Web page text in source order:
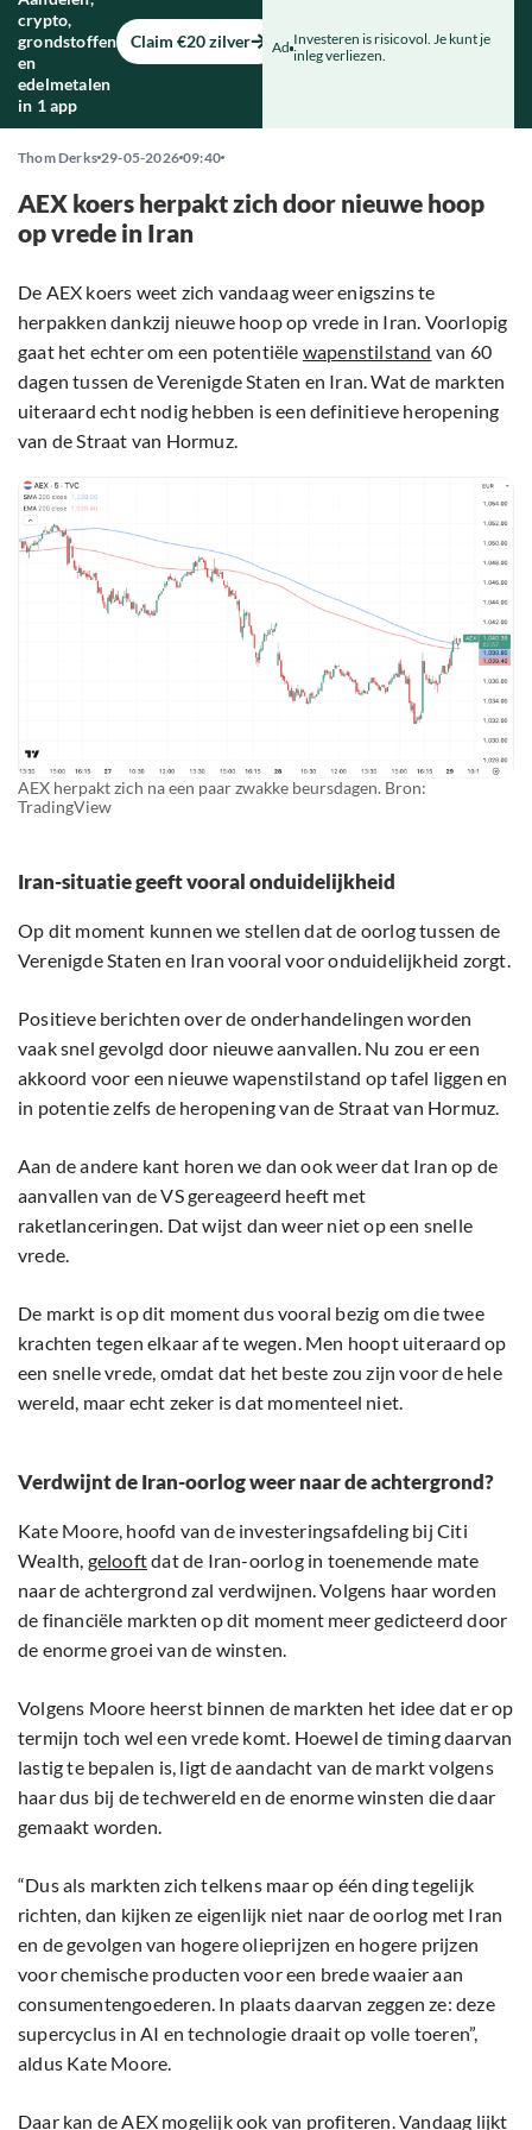
crypto,
grondstoffen
en
edelmetalen
in 1 app
Claim €20 zilver Ad Investeren is risicovol. Je kunt je
inleg verliezen.
Thom Derks 29-05-2026 09:40
AEX koers herpakt zich door nieuwe hoop
op vrede in Iran
De AEX koers weet zich vandaag weer enigszins te
herpakken dankzij nieuwe hoop op vrede in Iran. Voorlopig
gaat het echter om een potentiële wapenstilstand van 60
dagen tussen de Verenigde Staten en Iran. Wat de markten
uiteraard echt nodig hebben is een definitieve heropening
van de Straat van Hormuz.
AEX herpakt zich na een paar zwakke beursdagen. Bron:
TradingView
Iran-situatie geeft vooral onduidelijkheid
Op dit moment kunnen we stellen dat de oorlog tussen de
Verenigde Staten en Iran vooral voor onduidelijkheid zorgt.
Positieve berichten over de onderhandelingen worden
vaak snel gevolgd door nieuwe aanvallen. Nu zou er een
akkoord voor een nieuwe wapenstilstand op tafel liggen en
in potentie zelfs de heropening van de Straat van Hormuz.
Aan de andere kant horen we dan ook weer dat Iran op de
aanvallen van de VS gereageerd heeft met
raketlanceringen. Dat wijst dan weer niet op een snelle
vrede.
De markt is op dit moment dus vooral bezig om die twee
krachten tegen elkaar af te wegen. Men hoopt uiteraard op
een snelle vrede, omdat dat het beste zou zijn voor de hele
wereld, maar echt zeker is dat momenteel niet.
Verdwijnt de Iran-oorlog weer naar de achtergrond?
Kate Moore, hoofd van de investeringsafdeling bij Citi
Wealth, gelooftdat de Iran-oorlog in toenemende mate
naar de achtergrond zal verdwijnen. Volgens haar worden
de financiële markten op dit moment meer gedicteerd door
de enorme groei van de winsten.
Volgens Moore heerst binnen de markten het idee dat er op
termijn toch wel een vrede komt. Hoewel de timing daarvan
lastig te bepalen is, ligt de aandacht van de markt volgens
haar dus bij de techwereld en de enorme winsten die daar
gemaakt worden.
“Dus als markten zich telkens maar op één ding tegelijk
richten, dan kijken ze eigenlijk niet naar de oorlog met Iran
en de gevolgen van hogere olieprijzen en hogere prijzen
voor chemische producten voor een brede waaier aan
consumentengoederen. In plaats daarvan zeggen ze: deze
supercyclus in AI en technologie draait op volle toeren”,
aldus Kate Moore.
Daar kan de AEX mogelijk ook van profiteren. Vandaag lijkt